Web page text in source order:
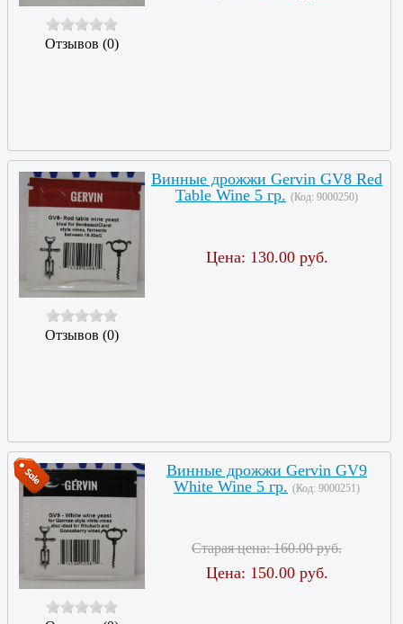
Отзывов (0)
Отзывов (0)
Винные дрожжи Gervin GV8 Red
Table Wine 5 гр. (Код: 9000250)
Цена: 130.00 руб.
Винные дрожжи Gervin GV9
White Wine 5 гр. (Код: 9000251)
Старая цена:160.00 руб.
Цена: 150.00 руб.